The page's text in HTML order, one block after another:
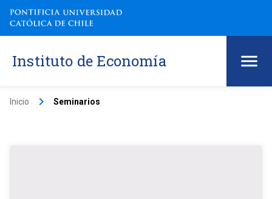
Instituto de Economía
Inicio keyboard_arrow_right Seminarios